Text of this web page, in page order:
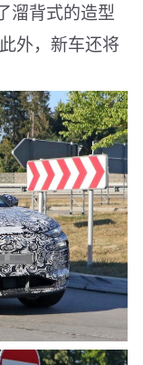
溜背式的造型
外，新车还将